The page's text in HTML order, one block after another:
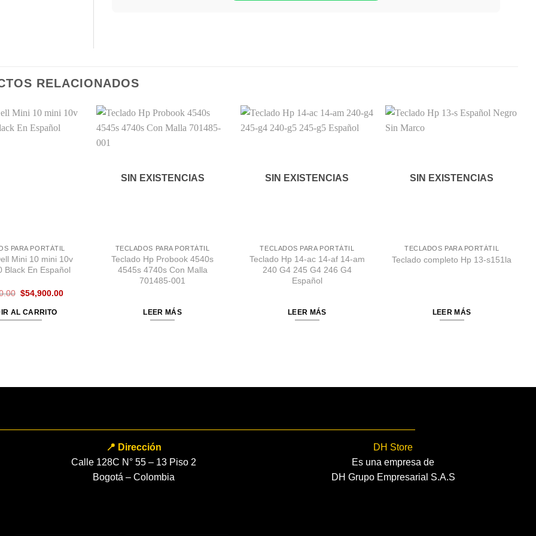
RELACIONADOS
PARA PORTÁTIL
Mini 10 mini 10v
Black En Español
El
original
era:
$54,900.00El
AL CARRITO
SIN EXISTENCIAS
TECLADOS PARA PORTÁTIL
Teclado Hp Probook 4540s
4545s 4740s Con Malla
701485-001
LEER MÁS
SIN EXISTENCIAS
TECLADOS PARA PORTÁTIL
Teclado Hp 14-ac 14-af 14-am
240 G4 245 G4 246 G4
Español
LEER MÁS
SIN EXISTENCIAS
TECLADOS PARA PORTÁTIL
Teclado completo Hp 13-s151la
LEER MÁS
📍 Dirección
Calle 128C N° 55 – 13 Piso 2
Bogotá – Colombia
DH Store
Es una empresa de
DH Grupo Empresarial S.A.S